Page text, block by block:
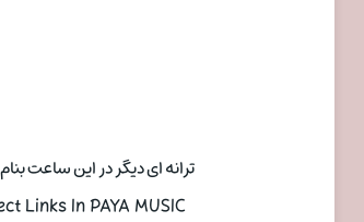
ترانه ای دیگر در این ساعت بنام
Links In PAYA MUSIC